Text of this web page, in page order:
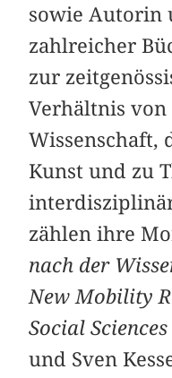
sowie Autorin
zahlreicher
zur
Verhältnis von
Wissenschaft,
Kunst und zu
zählen ihre
nach der
New Mobility
Social Sciences
und Sven